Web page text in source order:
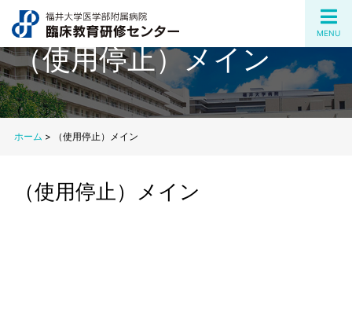
MENU
（使用停止）メイン
ホーム > （使用停止）メイン
（使用停止）メイン